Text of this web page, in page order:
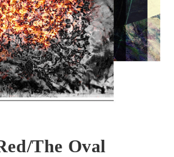
The Oval